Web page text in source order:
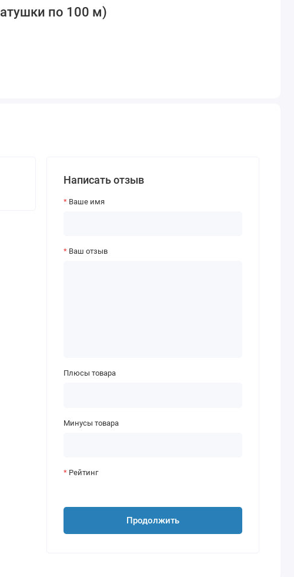
по 100 м)
Написать отзыв
Ваше имя
Ваш отзыв
Плюсы товара
Минусы товара
Рейтинг
Продолжить